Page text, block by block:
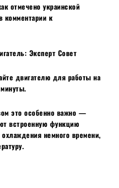
отмечено украинской
комментарии к
Эксперт Совет
двигателю для работы на
это особенно важно —
встроенную функцию
немного времени,